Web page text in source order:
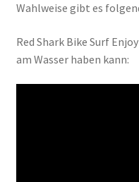
Wahlweise gibt es
Red Shark Bike Surf
am Wasser haben kann: